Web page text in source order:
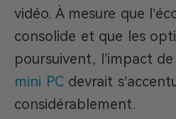
vidéo. À mesure que
consolide et que les
poursuivent, l’impact
mini PC devrait
considérablement.